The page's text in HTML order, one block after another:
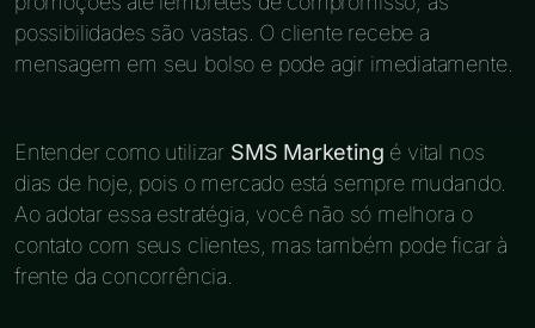
possibilidades são vastas. O cliente recebe a
mensagem em seu bolso e pode agir imediatamente.
Entender como utilizar SMS Marketing é vital nos
dias de hoje, pois o mercado está sempre mudando.
Ao adotar essa estratégia, você não só melhora o
contato com seus clientes, mas também pode ficar à
frente da concorrência.